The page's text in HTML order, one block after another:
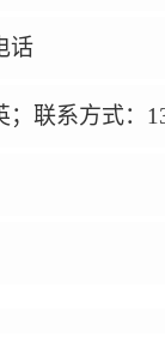
话
联系方式：
年